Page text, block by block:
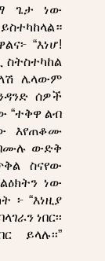
ጌታ ነው
“እነሆ!
ሌላውም
ሰዎች
“ተቅዋ ልብ
እየጠቆሙ
ውድቅ
ስናየው
ነው
፦ “እነዚያ
ነበር፡፡
ይላሉ፡፡”